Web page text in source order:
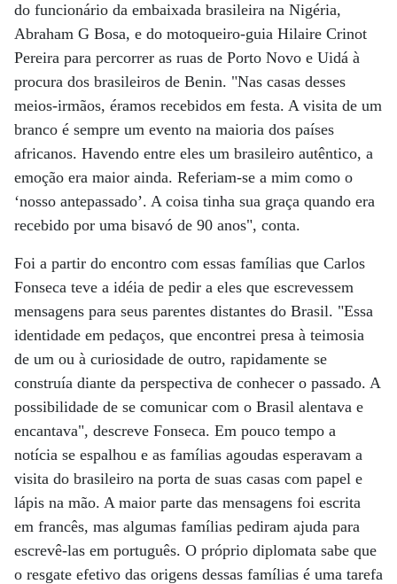
do funcionário da embaixada brasileira na Nigéria,
Abraham G Bosa, e do motoqueiro-guia Hilaire Crinot
Pereira para percorrer as ruas de Porto Novo e Uidá à
procura dos brasileiros de Benin. "Nas casas desses
meios-irmãos, éramos recebidos em festa. A visita de um
branco é sempre um evento na maioria dos países
africanos. Havendo entre eles um brasileiro autêntico, a
emoção era maior ainda. Referiam-se a mim como o
‘nosso antepassado’. A coisa tinha sua graça quando era
recebido por uma bisavó de 90 anos", conta.
Foi a partir do encontro com essas famílias que Carlos
Fonseca teve a idéia de pedir a eles que escrevessem
mensagens para seus parentes distantes do Brasil. "Essa
identidade em pedaços, que encontrei presa à teimosia
de um ou à curiosidade de outro, rapidamente se
construía diante da perspectiva de conhecer o passado. A
possibilidade de se comunicar com o Brasil alentava e
encantava", descreve Fonseca. Em pouco tempo a
notícia se espalhou e as famílias agoudas esperavam a
visita do brasileiro na porta de suas casas com papel e
lápis na mão. A maior parte das mensagens foi escrita
em francês, mas algumas famílias pediram ajuda para
escrevê-las em português. O próprio diplomata sabe que
o resgate efetivo das origens dessas famílias é uma tarefa